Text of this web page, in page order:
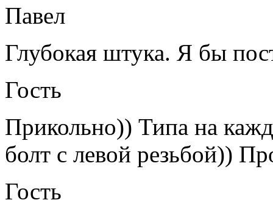
Павел
Глубокая штука. Я бы
Гость
Прикольно)) Типа на
болт с левой резьбой))
Гость